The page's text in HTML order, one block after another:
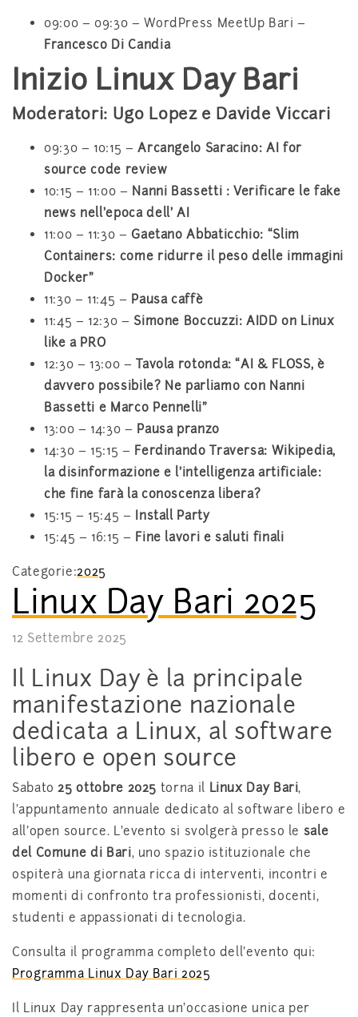
09:00 – 09:30 – WordPress MeetUp Bari –
Francesco Di Candia
Inizio Linux Day Bari
Moderatori: Ugo Lopez e Davide Viccari
09:30 – 10:15 –Arcangelo Saracino: AI for
source code review
10:15 – 11:00 – Nanni Bassetti : Verificare le fake
news nell’epoca dell’ AI
11:00 – 11:30 – Gaetano Abbaticchio: “Slim
Containers: come ridurre il peso delle immagini
Docker”
11:30 – 11:45 – Pausa caffè
11:45 – 12:30 – Simone Boccuzzi: AIDD on Linux
like a PRO
12:30 – 13:00 –Tavola rotonda: “AI & FLOSS, è
davvero possibile? Ne parliamo con Nanni
Bassetti e Marco Pennelli”
13:00 – 14:30 – Pausa pranzo
14:30 – 15:15 – Ferdinando Traversa: Wikipedia,
la disinformazione e l’intelligenza artificiale:
che fine farà la conoscenza libera?
15:15 – 15:45 – Install Party
15:45 – 16:15 – Fine lavori e saluti finali
Categorie:2025
Linux Day Bari 2025
12 Settembre 2025
Il Linux Day è la principale
manifestazione nazionale
dedicata a Linux, al software
libero e open source
Sabato25 ottobre 2025 torna il Linux Day Bari,
l’appuntamento annuale dedicato al software libero e
all’open source. L’evento si svolgerà presso le sale
del Comune di Bari, uno spazio istituzionale che
ospiterà una giornata ricca di interventi, incontri e
momenti di confronto tra professionisti, docenti,
studenti e appassionati di tecnologia.
Consulta il programma completo dell’evento qui:
Programma Linux Day Bari 2025
Il Linux Day rappresenta un’occasione unica per